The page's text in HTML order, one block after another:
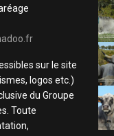
sur le site
logos etc.)
du Groupe
Toute